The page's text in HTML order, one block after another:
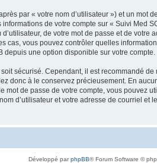
par « votre nom d’utilisateur ») et un
de votre compte sur « Suivi Med
de votre mot de passe et de
cas, vous pouvez contrôler quelles
une option disponible sur votre compte.
sécurisé. Cependant, il est recommandé
donc à le conservez précieusement. En
de passe de votre compte, vous pouvez
d’utilisateur et votre adresse de courriel
Développé parphpBB® Forum Software ©